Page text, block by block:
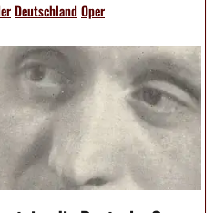
DeutschlandOper